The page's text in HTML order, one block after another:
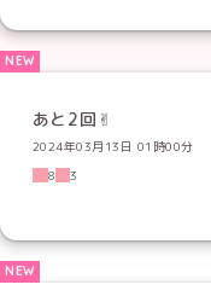
あと2回✌︎
2024年03月13日 01時00分
8
3